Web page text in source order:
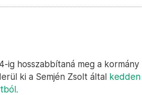
ig hosszabbítaná meg a kormány
ki a Semjén Zsolt által